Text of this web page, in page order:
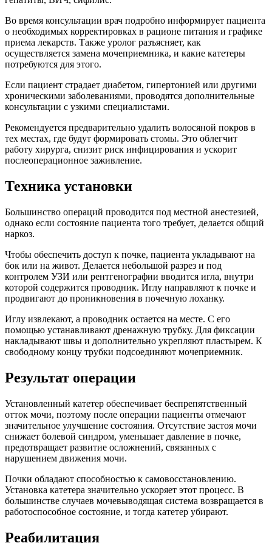
Во время консультации врач подробно информирует пациента
о необходимых корректировках в рационе питания и графике
приема лекарств. Также уролог разъясняет, как
осуществляется замена мочеприемника, и какие катетеры
потребуются для этого.
Если пациент страдает диабетом, гипертонией или другими
хроническими заболеваниями, проводятся дополнительные
консультации с узкими специалистами.
Рекомендуется предварительно удалить волосяной покров в
тех местах, где будут формировать стомы. Это облегчит
работу хирурга, снизит риск инфицирования и ускорит
послеоперационное заживление.
Техника установки
Большинство операций проводится под местной анестезией,
однако если состояние пациента того требует, делается общий
наркоз.
Чтобы обеспечить доступ к почке, пациента укладывают на
бок или на живот. Делается небольшой разрез и под
контролем УЗИ или рентгенографии вводится игла, внутри
которой содержится проводник. Иглу направляют к почке и
продвигают до проникновения в почечную лоханку.
Иглу извлекают, а проводник остается на месте. С его
помощью устанавливают дренажную трубку. Для фиксации
накладывают швы и дополнительно укрепляют пластырем. К
свободному концу трубки подсоединяют мочеприемник.
Результат операции
Установленный катетер обеспечивает беспрепятственный
отток мочи, поэтому после операции пациенты отмечают
значительное улучшение состояния. Отсутствие застоя мочи
снижает болевой синдром, уменьшает давление в почке,
предотвращает развитие осложнений, связанных с
нарушением движения мочи.
Почки обладают способностью к самовосстановлению.
Установка катетера значительно ускоряет этот процесс. В
большинстве случаев мочевыводящая система возвращается в
работоспособное состояние, и тогда катетер убирают.
Реабилитация